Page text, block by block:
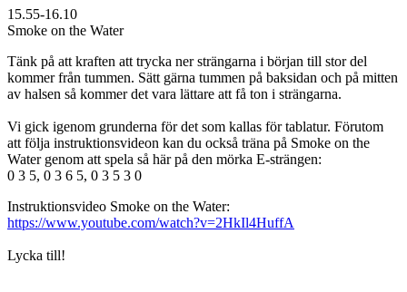
15.55-16.10
Smoke on the Water
Tänk på att kraften att trycka ner strängarna i början till stor del
kommer från tummen. Sätt gärna tummen på baksidan och på mitten
av halsen så kommer det vara lättare att få ton i strängarna.
Vi gick igenom grunderna för det som kallas för tablatur. Förutom
att följa instruktionsvideon kan du också träna på Smoke on the
Water genom att spela så här på den mörka E-strängen:
0 3 5, 0 3 6 5, 0 3 5 3 0
Instruktionsvideo Smoke on the Water:
https://www.youtube.com/watch?v=2HkIl4HuffA
Lycka till!